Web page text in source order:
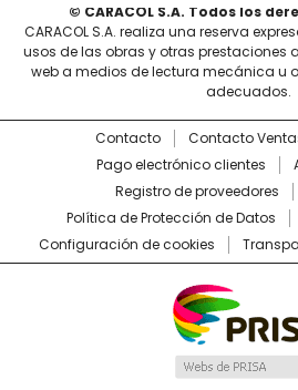
© CARACOL S.A. Todos los
CARACOL S.A. realiza una reserva
usos de las obras y otras prestaciones
web a medios de lectura mecánica u
adecuados.
Contacto Contacto
Pago electrónico clientes
Registro de proveedores
Política de Protección de Datos
Configuración de cookies